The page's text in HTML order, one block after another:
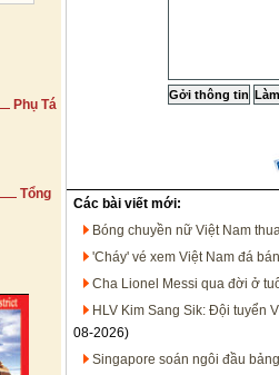
Phụ Tá
Tổng
Các bài viết mới:
Bóng chuyền nữ Việt Nam
'Cháy' vé xem Việt Nam đá
Cha Lionel Messi qua đời ở
HLV Kim Sang Sik: Đội tuyển
08-2026)
Singapore soán ngôi đầu